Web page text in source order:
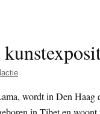
wordt in Den Haag